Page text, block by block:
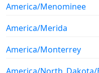
America/Menominee
America/Merida
America/Monterrey